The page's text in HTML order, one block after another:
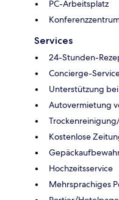
PC-Arbeitsplatz
Services
24-Stunden-
Concierge-
Unterstützung
Autovermietung
Kostenlose
Hochzeitsservice
Mehrsprachiges